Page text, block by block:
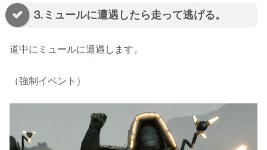
⒊ミュールに遭遇したら走って逃げる。
道中にミュールに遭遇します。
（強制イベント）